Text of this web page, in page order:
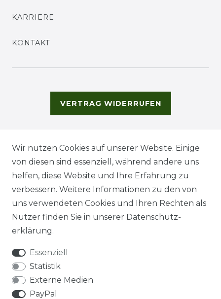
KARRIERE
KONTAKT
VERTRAG WIDERRUFEN
Wir nutzen Cookies auf unserer Website. Einige
von diesen sind essenziell, während andere uns
helfen, diese Website und Ihre Erfahrung zu
verbessern. Weitere Informationen zu den von
uns verwendeten Cookies und Ihren Rechten als
Nutzer finden Sie in unserer Daten­schutz­
erklärung.
Essenziell
Statistik
Externe Medien
PayPal